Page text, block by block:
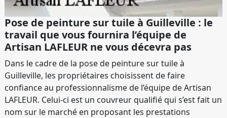
Pose de peinture sur tuile à Guilleville : le
travail que vous fournira l’équipe de
Artisan LAFLEUR ne vous décevra pas
Dans le cadre de la pose de peinture sur tuile à
Guilleville, les propriétaires choisissent de faire
confiance au professionnalisme de l’équipe de Artisan
LAFLEUR. Celui-ci est un couvreur qualifié qui s’est fait un
nom sur le marché en proposant les prestations